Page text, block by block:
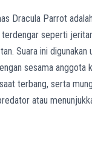
Dracula Parrot
seperti
Suara ini digunakan
sesama anggota
terbang, serta
atau